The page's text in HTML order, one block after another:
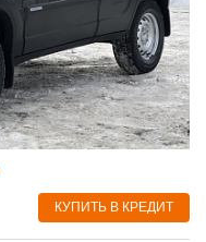
КУПИТЬ В КРЕДИТ